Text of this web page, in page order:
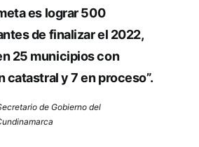
es lograr 500
de finalizar el 2022,
25 municipios con
catastral y 7 en proceso”.
de Gobierno del